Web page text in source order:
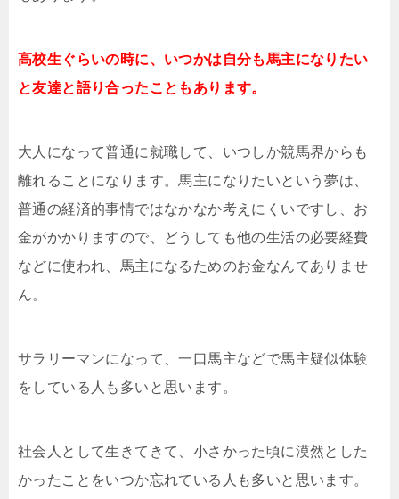
高校生ぐらいの時に、いつかは自分も馬主になりたい
と友達と語り合ったこともあります。
大人になって普通に就職して、いつしか競馬界からも
離れることになります。馬主になりたいという夢は、
普通の経済的事情ではなかなか考えにくいですし、お
金がかかりますので、どうしても他の生活の必要経費
などに使われ、馬主になるためのお金なんてありませ
ん。
サラリーマンになって、一口馬主などで馬主疑似体験
をしている人も多いと思います。
社会人として生きてきて、小さかった頃に漠然とした
かったことをいつか忘れている人も多いと思います。